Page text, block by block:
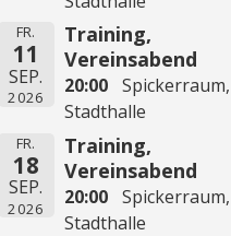
FR.
11
SEP.
2026
Training,
Vereinsabend
20:00 Spickerraum,
Stadthalle
FR.
18
SEP.
2026
Training,
Vereinsabend
20:00 Spickerraum,
Stadthalle